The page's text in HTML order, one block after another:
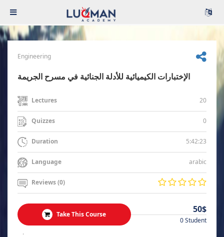
Engineering
الإختبارات الكيميائية للأدلة الجنائية في مسرح الجريمة
Lectures 20
Quizzes 0
Duration 5:42:23
Language arabic
Reviews (0)
Take This Course 50$
0 Student
.